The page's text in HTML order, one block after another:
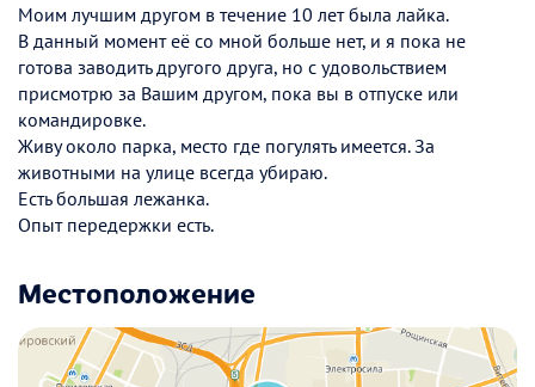
Моим лучшим другом в течение 10 лет была лайка.
В данный момент её со мной больше нет, и я пока не
готова заводить другого друга, но с удовольствием
присмотрю за Вашим другом, пока вы в отпуске или
командировке.
Живу около парка, место где погулять имеется. За
животными на улице всегда убираю.
Есть большая лежанка.
Опыт передержки есть.
Местоположение